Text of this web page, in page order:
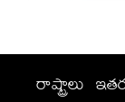
రాష్ట్రాలు